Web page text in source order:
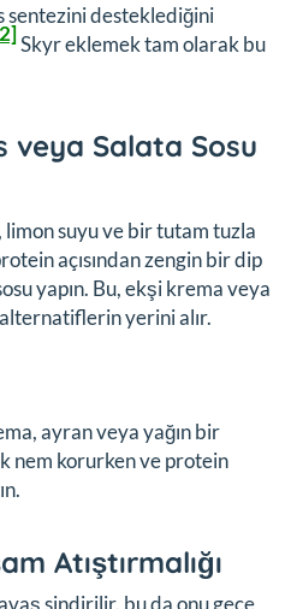
sentezini desteklediğini
Skyr eklemek tam olarak bu
veya Salata Sosu
limon suyu ve bir tutam tuzla
açısından zengin bir dip
yapın. Bu, ekşi krema veya
yerini alır.
ayran veya yağın bir
nem korurken ve protein
Atıştırmalığı
sindirilir, bu da onu gece